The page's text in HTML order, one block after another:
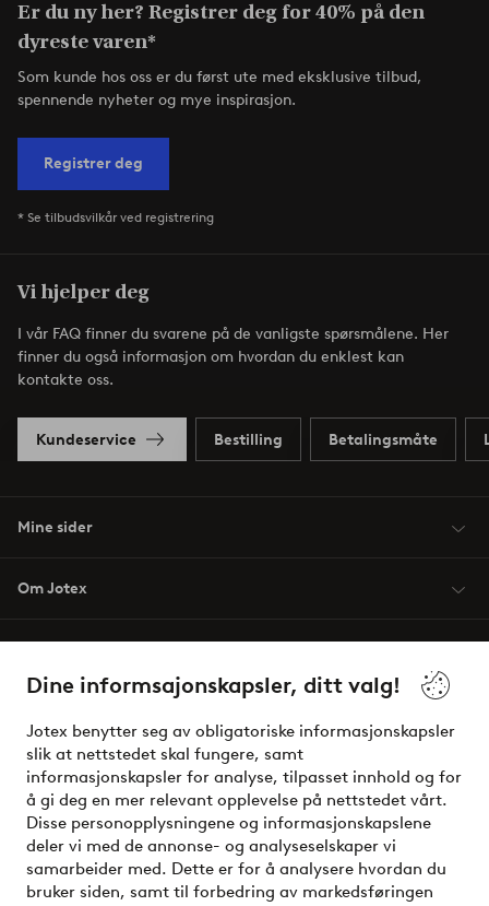
Dine informsajonskapsler, ditt valg!
Jotex benytter seg av obligatoriske informasjonskapsler
slik at nettstedet skal fungere, samt
informasjonskapsler for analyse, tilpasset innhold og for
å gi deg en mer relevant opplevelse på nettstedet vårt.
Disse personopplysningene og informasjonskapslene
deler vi med de annonse- og analyseselskaper vi
samarbeider med. Dette er for å analysere hvordan du
bruker siden, samt til forbedring av markedsføringen
Er du ny her? Registrer deg for 40% på den
dyreste varen*
Som kunde hos oss er du først ute med eksklusive tilbud,
spennende nyheter og mye inspirasjon.
Registrer deg
* Se tilbudsvilkår ved registrering
Vi hjelper deg
I vår FAQ finner du svarene på de vanligste spørsmålene. Her
finner du også informasjon om hvordan du enklest kan
kontakte oss.
Kundeservice Bestilling Betalingsmåte
Mine sider
Om Jotex
Venner
Sikre betalinger - Betal direkte eller del opp
Vil du vite mer om våre betalingsalternativer?